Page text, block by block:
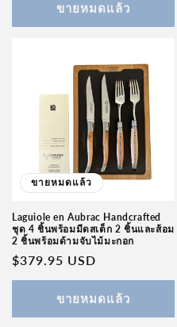
ขายหมดแล้ว
ขายหมดแล้ว
Laguiole en Aubrac Handcrafted
ชุด 4 ชิ้นพร้อมมีดสเต็ก 2 ชิ้นและส้อม
2 ชิ้นพร้อมด้ามจับไม้มะกอก
ราคา
ปกติ
$379.95 USD
ขายหมดแล้ว